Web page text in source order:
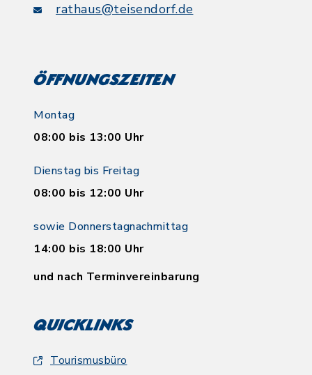
rathaus@teisendorf.de
Öffnungszeiten
Montag
08:00 bis 13:00 Uhr
Dienstag bis Freitag
08:00 bis 12:00 Uhr
sowie Donnerstagnachmittag
14:00 bis 18:00 Uhr
und nach Terminvereinbarung
Quicklinks
Tourismusbüro